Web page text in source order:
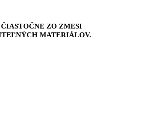
ZO ZMESI
MATERIÁLOV.